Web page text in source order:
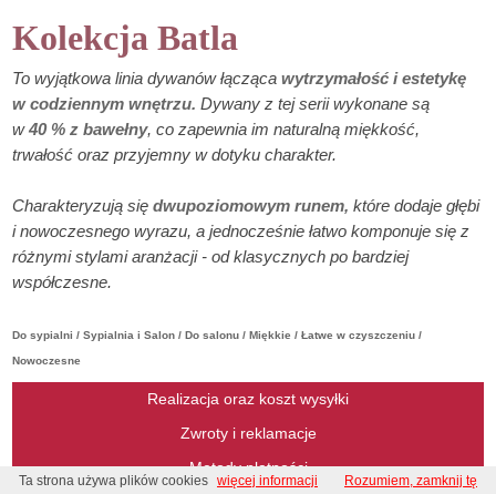
Kolekcja Batla
To wyjątkowa linia dywanów łączącawytrzymałość i estetykę
w codziennym wnętrzu. Dywany z tej serii wykonane są
w40 % z bawełny, co zapewnia im naturalną miękkość,
trwałość oraz przyjemny w dotyku charakter.
Charakteryzują siędwupoziomowym runem,które dodaje głębi
i nowoczesnego wyrazu, a jednocześnie łatwo komponuje się z
różnymi stylami aranżacji - od klasycznych po bardziej
współczesne.
Do sypialni / Sypialnia i Salon / Do salonu / Miękkie / Łatwe w czyszczeniu /
Nowoczesne
Realizacja oraz koszt wysyłki
Zwroty i reklamacje
Metody płatności
Ta strona używa plików cookies więcej informacji
Rozumiem, zamknij tę